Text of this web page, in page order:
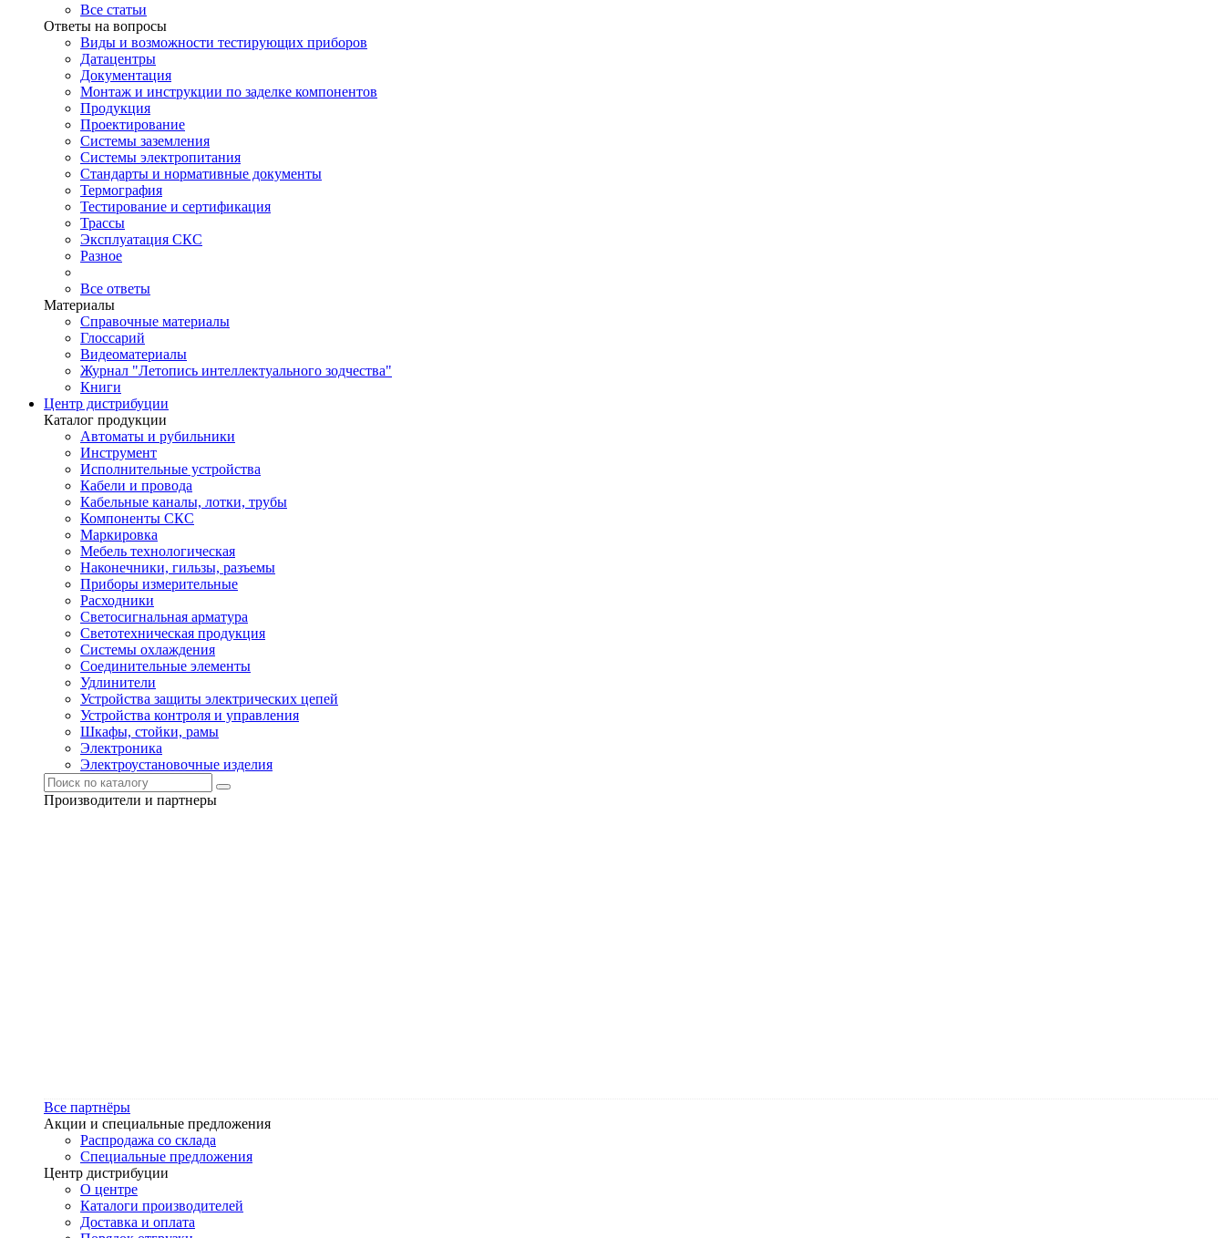
Все статьи
Ответы на вопросы
Виды и возможности тестирующих приборов
Датацентры
Документация
Монтаж и инструкции по заделке компонентов
Продукция
Проектирование
Системы заземления
Системы электропитания
Стандарты и нормативные документы
Термография
Тестирование и сертификация
Трассы
Эксплуатация СКС
Разное
Все ответы
Материалы
Справочные материалы
Глоссарий
Видеоматериалы
Журнал "Летопись интеллектуального зодчества"
Книги
Центр дистрибуции
Каталог продукции
Автоматы и рубильники
Инструмент
Исполнительные устройства
Кабели и провода
Кабельные каналы, лотки, трубы
Компоненты СКС
Маркировка
Мебель технологическая
Наконечники, гильзы, разъемы
Приборы измерительные
Расходники
Светосигнальная арматура
Светотехническая продукция
Системы охлаждения
Соединительные элементы
Удлинители
Устройства защиты электрических цепей
Устройства контроля и управления
Шкафы, стойки, рамы
Электроника
Электроустановочные изделия
Производители и партнеры
Все партнёры
Акции и специальные предложения
Распродажа со склада
Специальные предложения
Центр дистрибуции
О центре
Каталоги производителей
Доставка и оплата